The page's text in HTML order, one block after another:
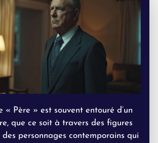
« Père » est souvent entouré d’un
que ce soit à travers des figures
des personnages contemporains qui